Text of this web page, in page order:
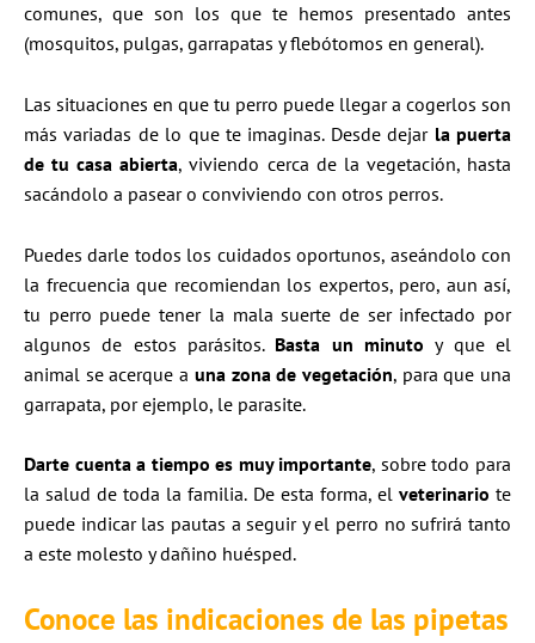
comunes, que son los que te hemos presentado antes
(mosquitos, pulgas, garrapatas y flebótomos en general).
Las situaciones en que tu perro puede llegar a cogerlos son
más variadas de lo que te imaginas. Desde dejar la puerta
de tu casa abierta, viviendo cerca de la vegetación, hasta
sacándolo a pasear o conviviendo con otros perros.
Puedes darle todos los cuidados oportunos, aseándolo con
la frecuencia que recomiendan los expertos, pero, aun así,
tu perro puede tener la mala suerte de ser infectado por
algunos de estos parásitos. Basta un minuto y que el
animal se acerque a una zona de vegetación, para que una
garrapata, por ejemplo, le parasite.
Darte cuenta a tiempo es muy importante, sobre todo para
la salud de toda la familia. De esta forma, el veterinario te
puede indicar las pautas a seguir y el perro no sufrirá tanto
a este molesto y dañino huésped.
Conoce las indicaciones de las pipetas